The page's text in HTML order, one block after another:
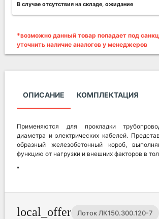
В случае отсутствия на складе, ожидание
*возможно данный товар попадает под
уточнить наличие аналогов у менеджеров
ОПИСАНИЕ КОМПЛЕКТАЦИЯ
Применяются для прокладки
диаметра и электрических кабелей.
образный железобетонный короб,
функцию от нагрузки и внешних факторов в
"
local_offer Лоток ЛК150.300.120-7